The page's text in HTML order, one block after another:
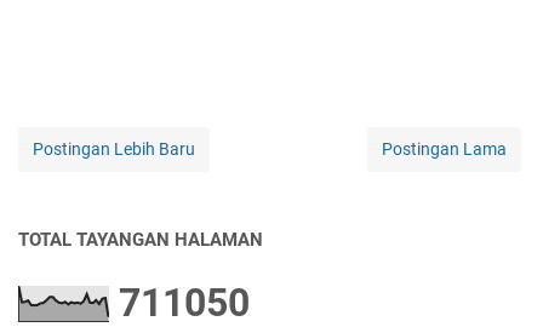
Postingan Lebih Baru Postingan Lama
TOTAL TAYANGAN HALAMAN
711050